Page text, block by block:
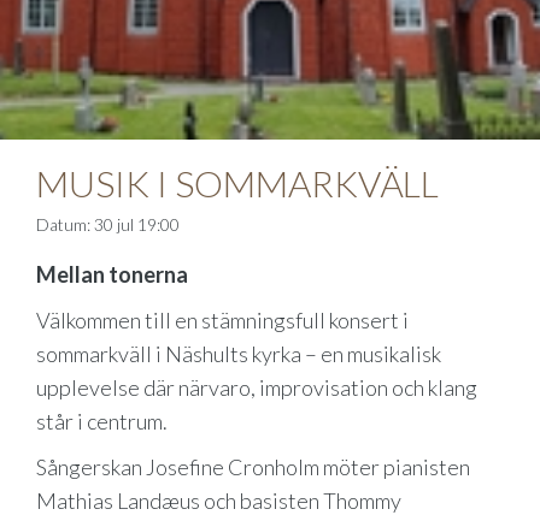
MUSIK I SOMMARKVÄLL
Datum: 30 jul 19:00
Mellan tonerna
Välkommen till en stämningsfull konsert i
sommarkväll i Näshults kyrka – en musikalisk
upplevelse där närvaro, improvisation och klang
står i centrum.
Sångerskan Josefine Cronholm möter pianisten
Mathias Landæus och basisten Thommy